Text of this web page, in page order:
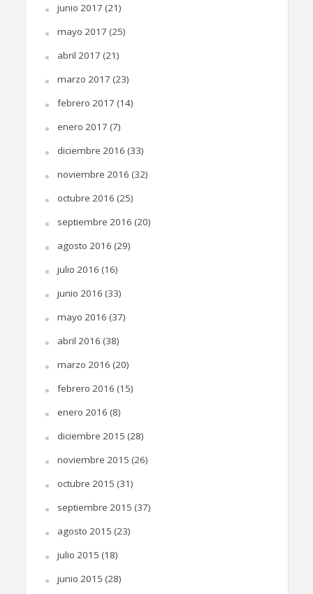
junio 2017 (21)
mayo 2017 (25)
abril 2017 (21)
marzo 2017 (23)
febrero 2017 (14)
enero 2017 (7)
diciembre 2016 (33)
noviembre 2016 (32)
octubre 2016 (25)
septiembre 2016 (20)
agosto 2016 (29)
julio 2016 (16)
junio 2016 (33)
mayo 2016 (37)
abril 2016 (38)
marzo 2016 (20)
febrero 2016 (15)
enero 2016 (8)
diciembre 2015 (28)
noviembre 2015 (26)
octubre 2015 (31)
septiembre 2015 (37)
agosto 2015 (23)
julio 2015 (18)
junio 2015 (28)